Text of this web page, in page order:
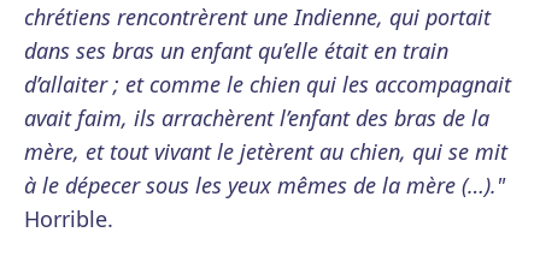
chrétiens rencontrèrent une Indienne, qui portait
dans ses bras un enfant qu’elle était en train
d’allaiter ; et comme le chien qui les accompagnait
avait faim, ils arrachèrent l’enfant des bras de la
mère, et tout vivant le jetèrent au chien, qui se mit
à le dépecer sous les yeux mêmes de la mère (…)."
Horrible.